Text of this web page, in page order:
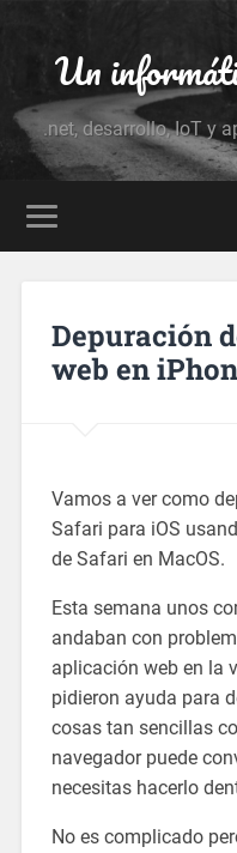
Un
.net, desarrollo, IoT y
Depuración
web en
Vamos a ver como
Safari para iOS
de Safari en MacOS.
Esta semana unos
andaban con
aplicación web en la
pidieron ayuda para
cosas tan sencillas
navegador puede
necesitas hacerlo
No es complicado